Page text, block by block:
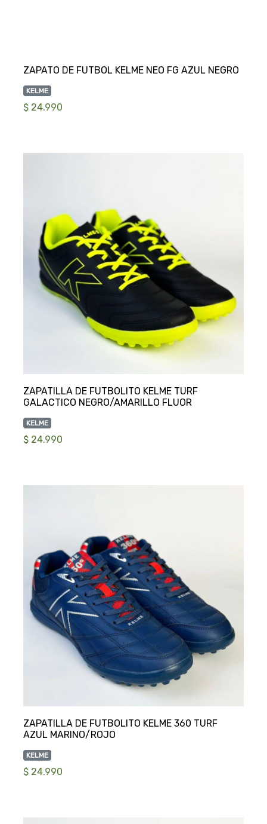
KELME
$ 24.990
ZAPATILLA DE FUTBOLITO KELME TURF
KELME
$ 24.990
ZAPATILLA DE FUTBOLITO KELME 360 TURF
KELME
$ 24.990